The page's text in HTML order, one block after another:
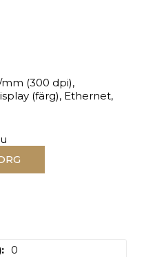
(300 dpi),
(färg), Ethernet,
0